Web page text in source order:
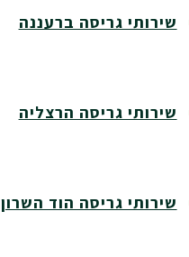
שירותי גריסה ברעננה
שירותי גריסה הרצליה
שירותי גריסה הוד השרון